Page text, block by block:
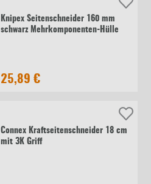
Knipex Seitenschneider 160 mm
schwarz Mehrkomponenten-Hülle
25,89 €
Connex Kraftseitenschneider 18 cm
mit 3K Griff